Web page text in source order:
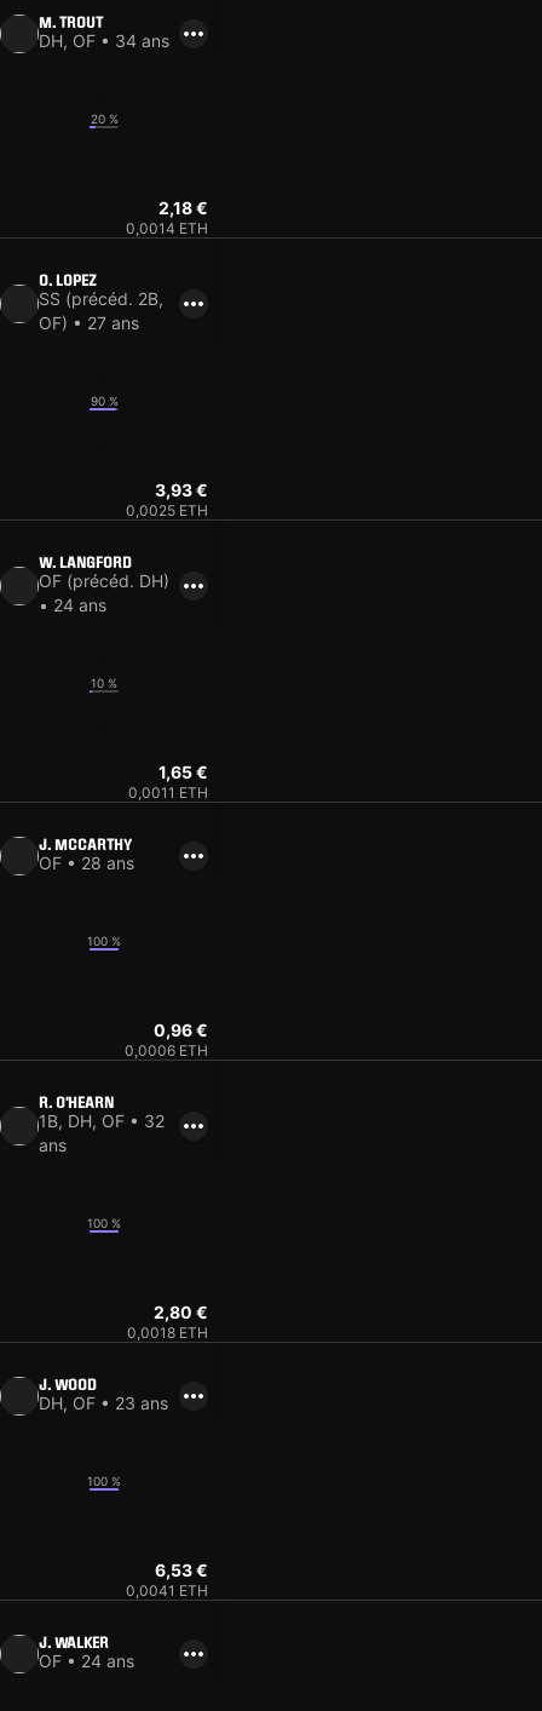
M. TROUT
DH, OF • 34 ans
20 %
0,0014 ETH
2,18 €
O. LOPEZ
SS (précéd. 2B,
OF) • 27 ans
90 %
0,0025 ETH
3,93 €
W. LANGFORD
OF (précéd. DH)
• 24 ans
10 %
0,0011 ETH
1,65 €
J. MCCARTHY
OF • 28 ans
100 %
0,0006 ETH
0,96 €
R. O'HEARN
1B, DH, OF • 32
ans
100 %
0,0018 ETH
2,80 €
J. WOOD
DH, OF • 23 ans
100 %
0,0041 ETH
6,53 €
J. WALKER
OF • 24 ans